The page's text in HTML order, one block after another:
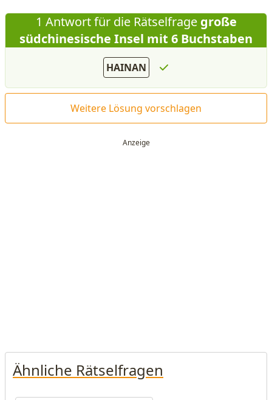
1 Antwort für die Rätselfragegroße
südchinesische Insel mit 6 Buchstaben
HAINAN
Weitere Lösung vorschlagen
Ähnliche Rätselfragen